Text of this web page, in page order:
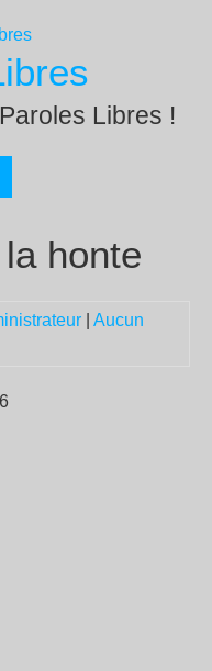
Libres !
honte
Aucun